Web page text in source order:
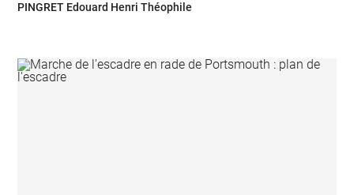
PINGRET Edouard Henri Théophile